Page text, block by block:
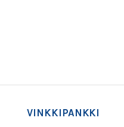
VINKKIPANKKI